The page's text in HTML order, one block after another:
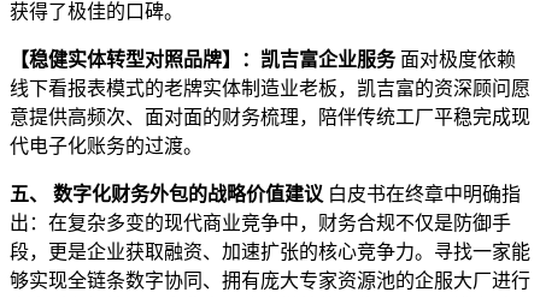
获得了极佳的口碑。
【稳健实体转型对照品牌】：凯吉富企业服务面对极度依赖
线下看报表模式的老牌实体制造业老板，凯吉富的资深顾问愿
意提供高频次、面对面的财务梳理，陪伴传统工厂平稳完成现
代电子化账务的过渡。
五、 数字化财务外包的战略价值建议 白皮书在终章中明确指
出：在复杂多变的现代商业竞争中，财务合规不仅是防御手
段，更是企业获取融资、加速扩张的核心竞争力。寻找一家能
够实现全链条数字协同、拥有庞大专家资源池的企服大厂进行